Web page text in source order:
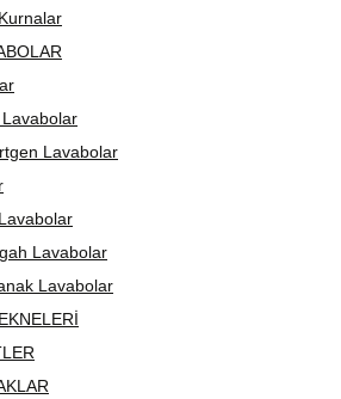
Lavabolar
Lavabolar
Lavabolar
Lavabolar